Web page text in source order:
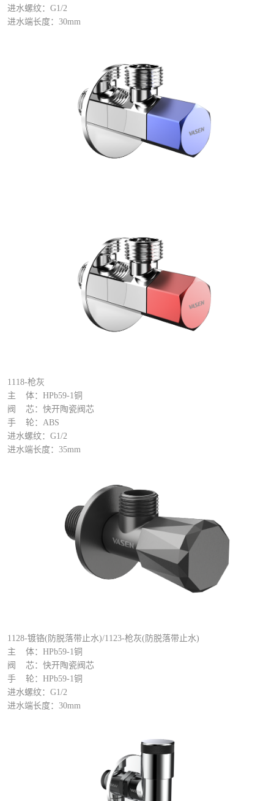
进水螺纹：G1/2
进水端长度：30mm
1118-枪灰
主 体：HPb59-1铜
阀 芯：快开陶瓷阀芯
手 轮：ABS
进水螺纹：G1/2
进水端长度：35mm
1128-镀铬(防脱落带止水)/1123-枪灰(防脱落带止水)
主 体：HPb59-1铜
阀 芯：快开陶瓷阀芯
手 轮：HPb59-1铜
进水螺纹：G1/2
进水端长度：30mm